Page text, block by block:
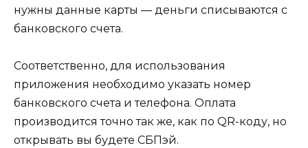
нужны данные карты — деньги списываются с
банковского счета.
Соответственно, для использования
приложения необходимо указать номер
банковского счета и телефона. Оплата
производится точно так же, как по QR-коду, но
открывать вы будете СБПэй.